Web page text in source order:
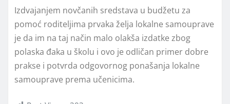
Izdvajanjem novčanih sredstava u budžetu za
pomoć roditeljima prvaka želja lokalne samouprave
je da im na taj način malo olakša izdatke zbog
polaska đaka u školu i ovo je odličan primer dobre
prakse i potvrda odgovornog ponašanja lokalne
samouprave prema učenicima.